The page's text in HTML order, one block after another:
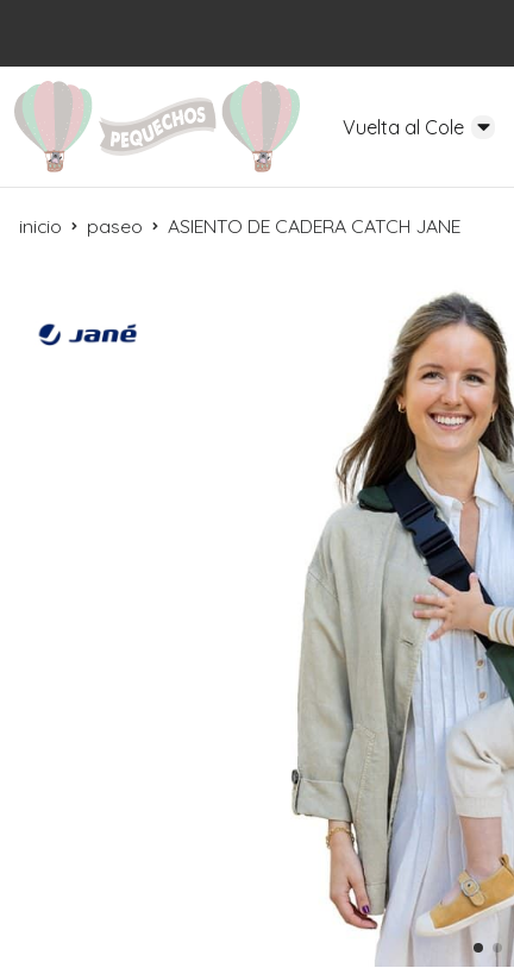
Vuelta al Cole
inicio paseo ASIENTO DE CADERA CATCH JANE